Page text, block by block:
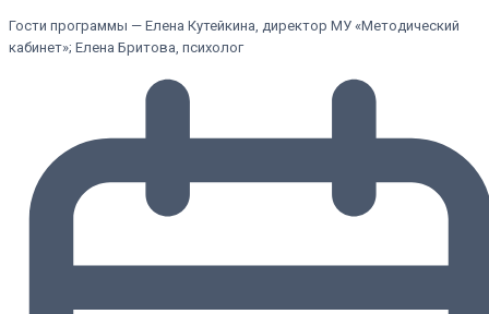
Гости программы — Елена Кутейкина, директор МУ «Методический
кабинет»; Елена Бритова, психолог